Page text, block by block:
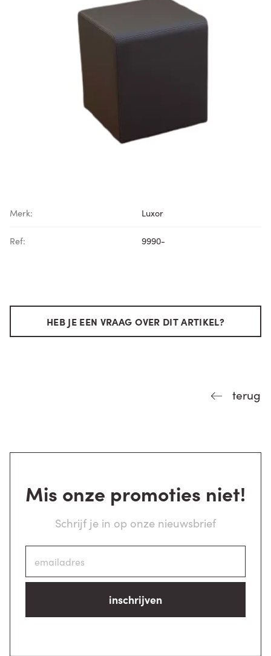
Merk: Luxor
Ref: 9990-
HEB JE EEN VRAAG OVER DIT ARTIKEL?
terug
Mis onze promoties niet!
Schrijf je in op onze nieuwsbrief
inschrijven